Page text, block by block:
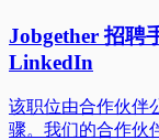
Jobgether 招
LinkedIn
该职位由合作伙伴
骤。我们的合作伙